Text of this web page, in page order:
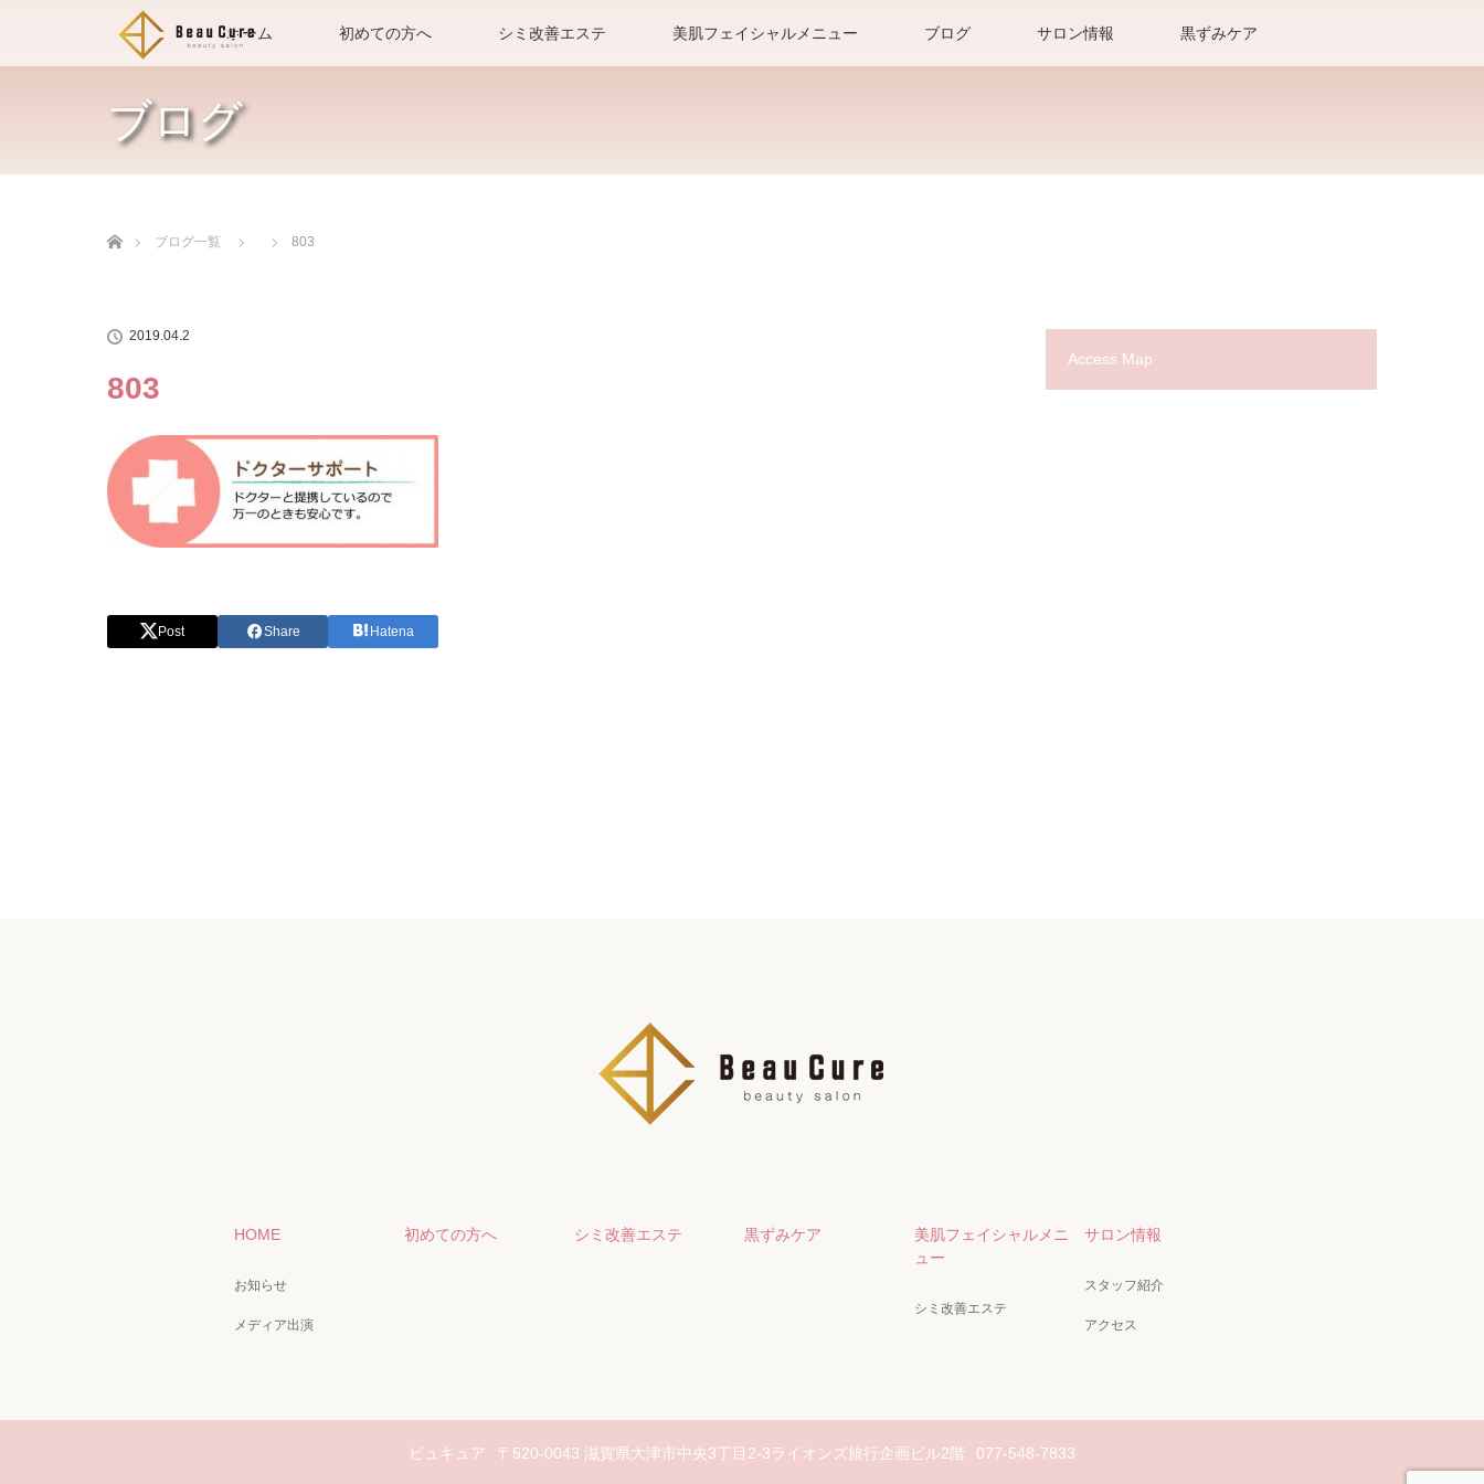
ホーム 初めての方へ シミ改善エステ 美肌フェイシャルメニュー ブログ サロン情報 黒ずみケア
ブログ
ブログ一覧
803
2019.04.2
803
Post Share Hatena
Access Map
HOME
お知らせ
メディア出演
初めての方へ シミ改善エステ 黒ずみケア
美肌フェイシャルメニ
ュー
シミ改善エステ
サロン情報
スタッフ紹介
アクセス
ビュキュア 〒520-0043 滋賀県大津市中央3丁目2-3ライオンズ旅行企画ビル2階 077-548-7833